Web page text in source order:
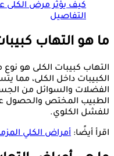
كيف يؤثر مرض
التفاصيل
ما هو التهاب
التهاب كبيبات الكلى هو
الكبيبات داخل الكلى،
الفضلات والسوائل من
الطبيب المختص والحصول
للفشل الكلوي.
اقرأ أيضًا: أمراض الكلي